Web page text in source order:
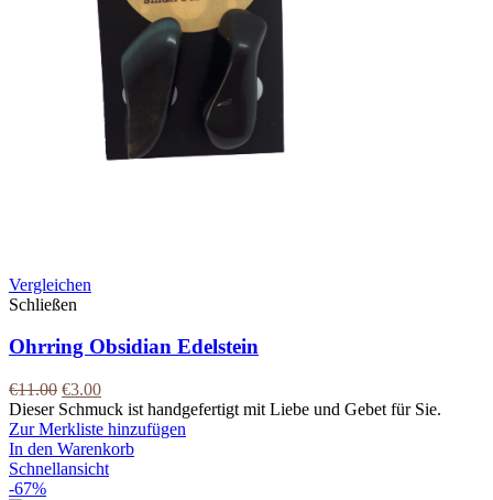
Vergleichen
Schließen
Ohrring Obsidian Edelstein
€11.00 €3.00
Dieser Schmuck ist handgefertigt mit Liebe und Gebet für Sie.
Zur Merkliste hinzufügen
In den Warenkorb
Schnellansicht
-67%